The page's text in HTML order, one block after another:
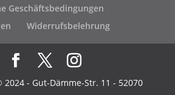
Geschäftsbedingungen
Widerrufsbelehrung
2024 - Gut-Dämme-Str. 11 - 52070